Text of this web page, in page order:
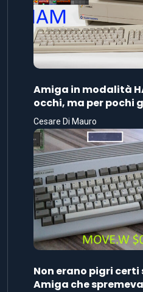
Amiga in modalità
occhi, ma per pochi
Cesare Di Mauro
Non erano pigri
Amiga che